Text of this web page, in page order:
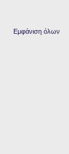
Εμφάνιση όλων